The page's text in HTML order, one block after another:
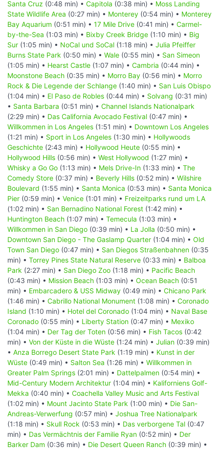
Santa Cruz (0:48 min) • Capitola (0:38 min) • Moss Landing
State Wildlife Area (0:27 min) • Monterey (0:54 min) • Monterey
Bay Aquarium (0:51 min) • 17 Mile Drive (0:41 min) • Carmel-
by-the-Sea (1:03 min) • Bixby Creek Bridge (1:10 min) • Big
Sur (1:05 min) • NoCal und SoCal (1:18 min) • Julia Pfeiffer
Burns State Park (0:50 min) • Wale (0:55 min) • San Simeon
(1:05 min) • Hearst Castle (1:07 min) • Cambria (0:44 min) •
Moonstone Beach (0:35 min) • Morro Bay (0:56 min) • Morro
Rock & Die Legende der Schlange (1:40 min) • San Luis Obispo
(1:04 min) • El Paso de Robles (0:44 min) • Solvang (0:31 min)
• Santa Barbara (0:51 min) • Channel Islands Nationalpark
(2:29 min) • Das California Avocado Festival (0:47 min) •
Willkommen in Los Angeles (1:51 min) • Downtown Los Angeles
(1:21 min) • Sport in Los Angeles (1:30 min) • Hollywoods
Geschichte (2:43 min) • Hollywood Heute (0:55 min) •
Hollywood Hills (0:56 min) • West Hollywood (1:27 min) •
Whisky a Go Go (1:13 min) • Mels Drive-In (1:33 min) • The
Comedy Store (0:37 min) • Beverly Hills (0:52 min) • Wilshire
Boulevard (1:55 min) • Santa Monica (0:53 min) • Santa Monica
Pier (0:59 min) • Venice (1:01 min) • Freizeitparks rund um LA
(1:02 min) • San Bernadino National Forest (1:42 min) •
Huntington Beach (1:07 min) • Temecula (1:03 min) •
Willkommen in San Diego (0:39 min) • La Jolla (0:50 min) •
Downtown San Diego - The Gaslamp Quarter (1:04 min) • Old
Town San Diego (0:47 min) • San Diegos Straßenbahnen (0:35
min) • Torrey Pines State Natural Reserve (0:33 min) • Balboa
Park (2:27 min) • San Diego Zoo (1:18 min) • Pacific Beach
(0:43 min) • Mission Beach (1:03 min) • Ocean Beach (0:51
min) • Embarcadero & USS Midway (0:49 min) • Chicano Park
(1:46 min) • Cabrillo National Monument (1:08 min) • Coronado
Island (1:10 min) • Hotel del Coronado (1:04 min) • Naval Base
Coronado (0:55 min) • Liberty Station (0:47 min) • Mexiko
(1:04 min) • Der Tag der Toten (0:56 min) • Fish Tacos (0:42
min) • Von der Küste in die Wüste (1:24 min) • Julian (0:39 min)
• Anza Borrego Desert State Park (1:19 min) • Kunst in der
Wüste (0:49 min) • Salton Sea (1:26 min) • Willkommen in
Greater Palm Springs (2:01 min) • Dattelpalmen (0:54 min) •
Mid-Century Modern Architektur (1:04 min) • Kaliforniens Golf-
Mekka (0:40 min) • Coachella Valley Music and Arts Festival
(1:02 min) • Mount Jacinto State Park (1:00 min) • Die San-
Andreas-Verwerfung (0:57 min) • Joshua Tree Nationalpark
(1:18 min) • Skull Rock (0:53 min) • Das verborgene Tal (0:47
min) • Das Vermächtnis der Familie Ryan (0:52 min) • Der
Barker Dam (0:36 min) • Die Desert Queen Ranch (0:39 min) •